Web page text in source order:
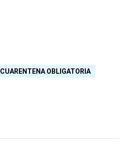
CUARENTENA OBLIGATORIA